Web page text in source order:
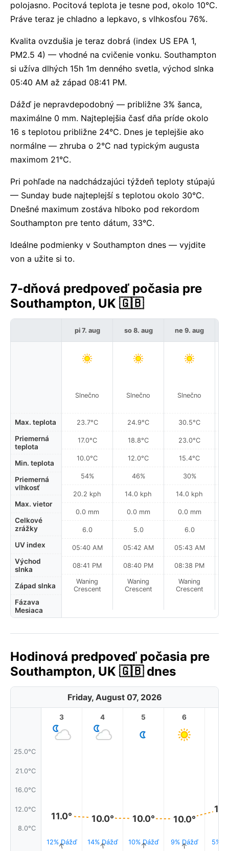
polojasno. Pocitová teplota je tesne pod, okolo 10°C.
Práve teraz je chladno a lepkavo, s vlhkosťou 76%.
Kvalita ovzdušia je teraz dobrá (index US EPA 1,
PM2.5 4) — vhodné na cvičenie vonku. Southampton
si užíva dlhých 15h 1m denného svetla, východ slnka
05:40 AM až západ 08:41 PM.
Dážď je nepravdepodobný — približne 3% šanca,
maximálne 0 mm. Najteplejšia časť dňa príde okolo
16 s teplotou približne 24°C. Dnes je teplejšie ako
normálne — zhruba o 2°C nad typickým augusta
maximom 21°C.
Pri pohľade na nadchádzajúci týždeň teploty stúpajú
— Sunday bude najteplejší s teplotou okolo 30°C.
Dnešné maximum zostáva hlboko pod rekordom
Southampton pre tento dátum, 33°C.
Ideálne podmienky v Southampton dnes — vyjdite
von a užite si to.
7-dňová predpoveď počasia pre
Southampton, UK 🇬🇧
Max. teplota
Priemerná
teplota
Min. teplota
Priemerná
vlhkosť
Max. vietor
Celkové
zrážky
UV index
Východ
slnka
Západ slnka
Fázava
Mesiaca
pi 7. aug
Slnečno
23.7°C
17.0°C
10.0°C
54%
20.2 kph
0.0 mm
6.0
05:40 AM
08:41 PM
Waning
Crescent
so 8. aug
Slnečno
24.9°C
18.8°C
12.0°C
46%
14.0 kph
0.0 mm
5.0
05:42 AM
08:40 PM
Waning
Crescent
ne 9. aug
Slnečno
30.5°C
23.0°C
15.4°C
30%
14.0 kph
0.0 mm
6.0
05:43 AM
08:38 PM
Waning
Crescent
Hodinová predpoveď počasia pre
Southampton, UK 🇬🇧 dnes
Friday, August 07, 2026
25.0°C
21.0°C
16.0°C
12.0°C
8.0°C
3
11.0°
12% Dážď
↑
4
10.0°
14% Dážď
↑
5
10.0°
10% Dážď
↑
6
10.0°
9% Dážď
↑ 5%